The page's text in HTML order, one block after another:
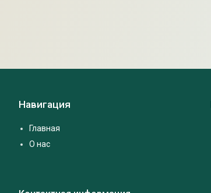
Навигация
Главная
О нас